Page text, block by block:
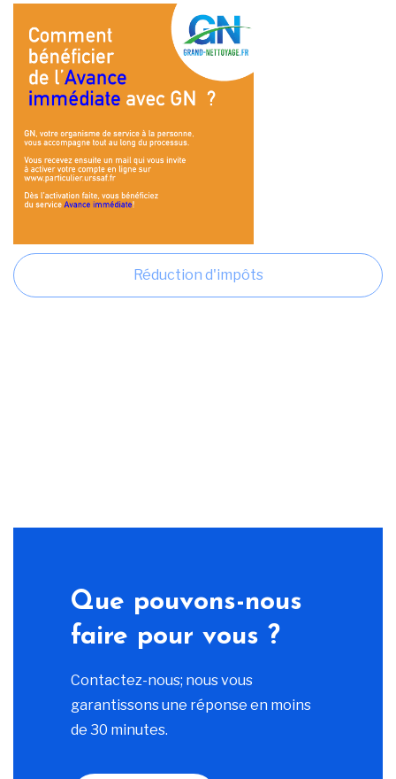
Réduction d'impôts
Que pouvons-nous
faire pour vous ?
Contactez-nous; nous vous
garantissons une réponse en moins
de 30 minutes.